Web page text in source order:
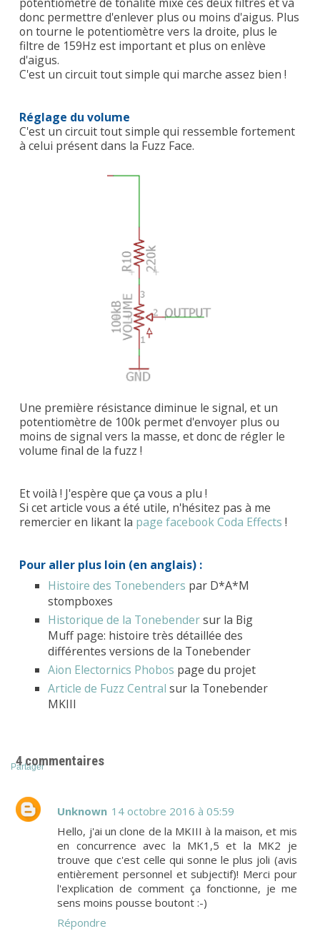
donc permettre d'enlever plus ou moins d'aigus. Plus
on tourne le potentiomètre vers la droite, plus le
filtre de 159Hz est important et plus on enlève
d'aigus.
C'est un circuit tout simple qui marche assez bien !
Réglage du volume
C'est un circuit tout simple qui ressemble fortement
à celui présent dans la Fuzz Face.
Une première résistance diminue le signal, et un
potentiomètre de 100k permet d'envoyer plus ou
moins de signal vers la masse, et donc de régler le
volume final de la fuzz !
Et voilà ! J'espère que ça vous a plu !
Si cet article vous a été utile, n'hésitez pas à me
remercier en likant la page facebook Coda Effects !
Pour aller plus loin (en anglais) :
Histoire des Tonebenders par D*A*M
stompboxes
Historique de la Tonebendersur la Big
Muff page: histoire très détaillée des
différentes versions de la Tonebender
Aion Electornics Phobos page du projet
Article de Fuzz Central sur la Tonebender
MKIII
Partager
4 commentaires
Unknown 14 octobre 2016 à 05:59
Hello, j'ai un clone de la MKIII à la maison, et mis
en concurrence avec la MK1,5 et la MK2 je
trouve que c'est celle qui sonne le plus joli (avis
entièrement personnel et subjectif)! Merci pour
l'explication de comment ça fonctionne, je me
sens moins pousse boutont :-)
Répondre